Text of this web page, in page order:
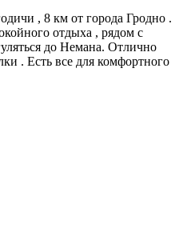
, 8 км от города Гродно .
отдыха , рядом с
до Немана. Отлично
. Есть все для комфортного